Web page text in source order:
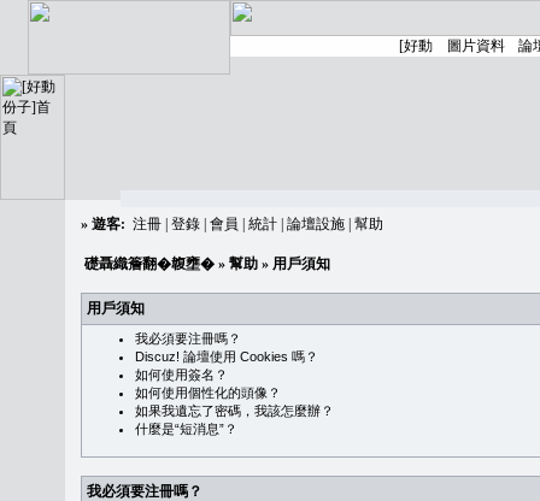
» 遊客: 注冊 登錄 會員 統計 論壇設施 幫助
礎聶織簷翻�䪖壅� » 幫助 » 用戶須知
用戶須知
我必須要注冊嗎？
Discuz! 論壇使用 Cookies 嗎？
如何使用簽名？
如何使用個性化的頭像？
如果我遺忘了密碼，我該怎麼辦？
什麼是“短消息”？
我必須要注冊嗎？